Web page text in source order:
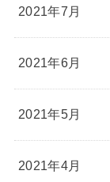
2021年7月
2021年6月
2021年5月
2021年4月